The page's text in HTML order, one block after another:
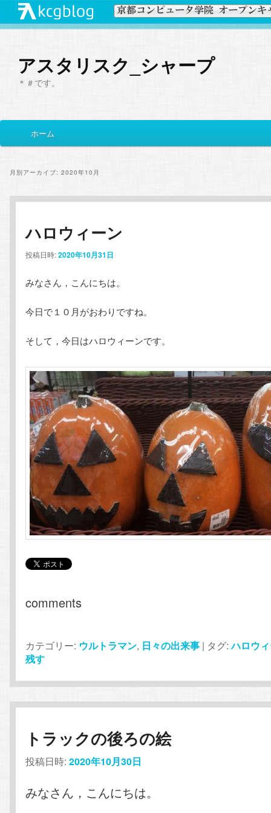
アスタリスク_シャープ
＊＃です。
イ
メ
ン
ン
テ
ン
ツ
へ
移
動
サ
コ
テ
ン
ツ
へ
移
動
ホーム
月別アーカイブ:2020年10月
ハロウィーン
投稿日時:2020年10月31日
みなさん，こんにちは。
今日で１０月がおわりですね。
そして，今日はハロウィーンです。
comments
カテゴリー: ウルトラマン, 日々の出来事 | タグ: ハロウ
残す
トラックの後ろの絵
投稿日時:2020年10月30日
みなさん，こんにちは。